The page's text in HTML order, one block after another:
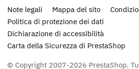
Note legali Mappa del sito
Politica di protezione dei dati
Dichiarazione di accessibilità
Carta della Sicurezza di PrestaShop
© Copyright 2007-2026 PrestaShop.